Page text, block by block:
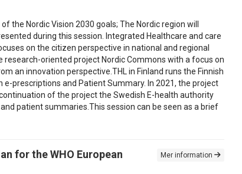
Nordic Vision 2030 goals; The Nordic region will
during this session. Integrated Healthcare and care
on the citizen perspective in national and regional
oriented project Nordic Commons with a focus on
an innovation perspective.THL in Finland runs the Finnish
prescriptions and Patient Summary. In 2021, the project
of the project the Swedish E-health authority
patient summaries.This session can be seen as a brief
for the WHO European
Mer information